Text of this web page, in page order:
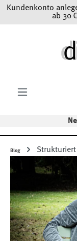
Zum Hauptinhalt
Kundenkonto
ab 30
Blog